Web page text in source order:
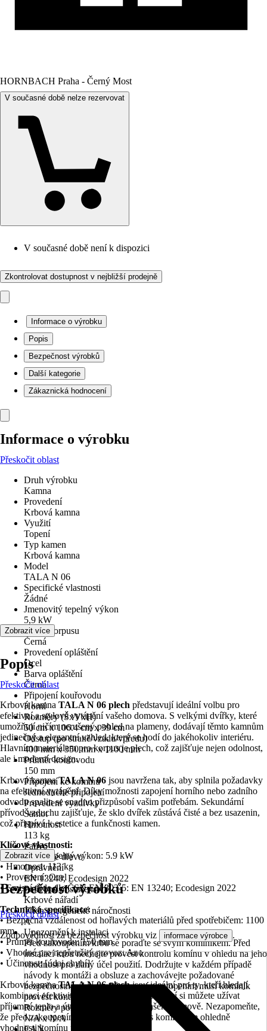
HORNBACH Praha - Černý Most
V současné době nelze rezervovat
V současné době není k dispozici
Zkontrolovat dostupnost v nejbližší prodejně
Informace o výrobku
Popis
Bezpečnost výrobků
Další kategorie
Zákaznická hodnocení
Informace o výrobku
Přeskočit oblast
Druh výrobku
Kamna
Provedení
Krbová kamna
Využití
Topení
Typ kamen
Krbová kamna
Model
TALA N 06
Specifické vlastnosti
Žádné
Jmenovitý tepelný výkon
5,9 kW
Barva korpusu
Černá
Provedení opláštění
Ocel
Barva opláštění
Černá
Připojení kouřovodu
Horní
Rozměry (ŠxVxH)
50 cm x 106.4 cm x 39 cm
Odstup (po straně/vzadu/vpředu)
400 mm x 350 mm x 1100 mm
Průměr kouřovodu
150 mm
Připojení ke komínu
Jednoduché připojení
Provedení vyzdívky
Šamot
Hmotnost
113 kg
Palivo
Polenové dřevo
Oprávnění
EN 13240, Ecodesign 2022
Potřebné příslušenství
Krbové nářadí
Třída energetické náročnosti
A
Upozornění k instalaci
Před zakoupením krbu se poraďte se svým kominíkem. Před
instalací krbu nechejte provést kontrolu komínu v ohledu na jeho
vhodnost pro daný účel použití. Dodržujte v každém případě
návody k montáži a obsluze a zachovávejte požadované
bezpečnostní odstupy. Před prvním zatopením musí kominík
provést kontrolu krbu.
Rozměry pohledového skla (VxŠ)
N/A x N/A
EAN
Zobrazit více
Popis
Přeskočit oblast
Krbová kamna TALA N 06 plech představují ideální volbu pro
efektivní a stylové vytápění vašeho domova. S velkými dvířky, které
umožňují ničím nerušený pohled na plameny, dodávají těmto kamnům
jedinečný a elegantní vzhled, který se hodí do jakéhokoliv interiéru.
Hlavním materiálem pro korpus je plech, což zajišťuje nejen odolnost,
ale i moderní design.
Krbová kamnaTALA N 06 jsou navržena tak, aby splnila požadavky
na efektivní vytápění. Díky možnosti zapojení horního nebo zadního
odvodu spalin se snadno přizpůsobí vašim potřebám. Sekundární
přívod vzduchu zajišťuje, že sklo dvířek zůstává čisté a bez usazenin,
což přispívá k estetice a funkčnosti kamen.
Klíčové vlastnosti:
• Jmenovitý tepelný výkon: 5.9 kW
• Hmotnost: 113 kg
• Provedení: Ocel
• Emisní třída dle ČSN EN 303-5: EN 13240; Ecodesign 2022
Technická specifikace:
• Bezpečná vzdálenost od hořlavých materiálů před spotřebičem: 1100
mm
• Průměr kouřovodu: 150 mm
• Vhodné pro nepřetržitý provoz: Ano
• Účinnost: [údaj chybí]
Krbová kamnaTALA N 06 plechjsou ideální pro ty, kteří hledají
kombinaci efektivity a estetiky. S jejich pomocí si můžete užívat
příjemné teplo a útulnou atmosféru ve vašem domově. Nezapomeňte,
že před zakoupením je dobré poradit se s kominíkem ohledně
vhodnosti komínu pro daný účel použití.
Zobrazit více
Bezpečnost výrobků
Přeskočit oblast
Zodpovědnost za bezpečnost výrobku viz informace výrobce .